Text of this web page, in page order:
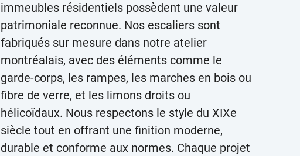
immeubles résidentiels possèdent une valeur
patrimoniale reconnue. Nos escaliers sont
fabriqués sur mesure dans notre atelier
montréalais, avec des éléments comme le
garde-corps, les rampes, les marches en bois ou
fibre de verre, et les limons droits ou
hélicoïdaux. Nous respectons le style du XIXe
siècle tout en offrant une finition moderne,
durable et conforme aux normes. Chaque projet